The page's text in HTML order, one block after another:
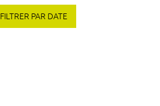
FILTRER PAR DATE